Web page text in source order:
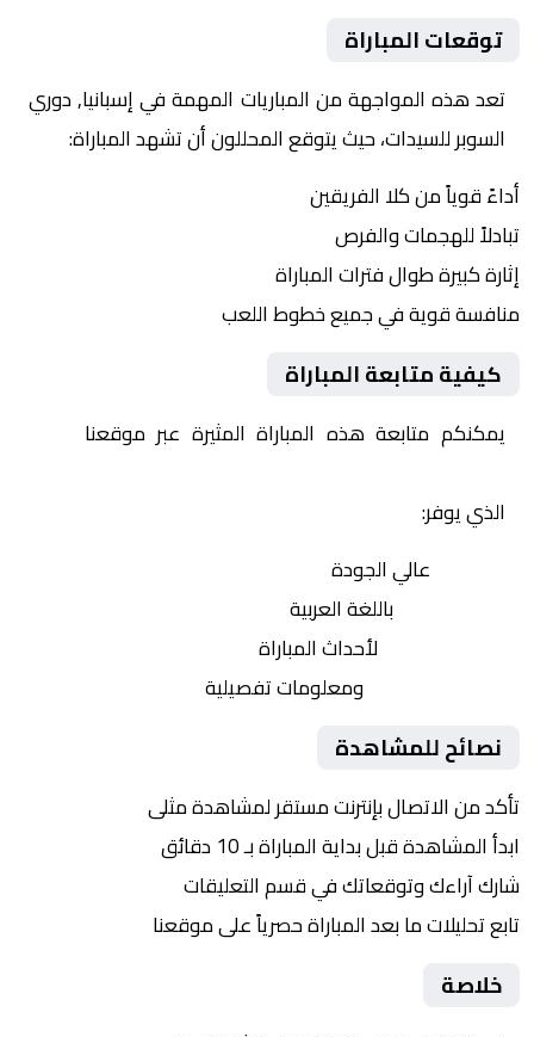
توقعات المباراة
تعد هذه المواجهة من المباريات المهمة في إسبانيا, دوري
السوبر للسيدات، حيث يتوقع المحللون أن تشهد المباراة:
أداءً قوياً من كلا الفريقين
تبادلاً للهجمات والفرص
إثارة كبيرة طوال فترات المباراة
منافسة قوية في جميع خطوط اللعب
كيفية متابعة المباراة
يمكنكم متابعة هذه المباراة المثيرة عبر موقعنا
الذي يوفر:
عالي الجودة
باللغة العربية
لأحداث المباراة
ومعلومات تفصيلية
نصائح للمشاهدة
تأكد من الاتصال بإنترنت مستقر لمشاهدة مثلى
ابدأ المشاهدة قبل بداية المباراة بـ 10 دقائق
شارك آراءك وتوقعاتك في قسم التعليقات
تابع تحليلات ما بعد المباراة حصرياً على موقعنا
خلاصة